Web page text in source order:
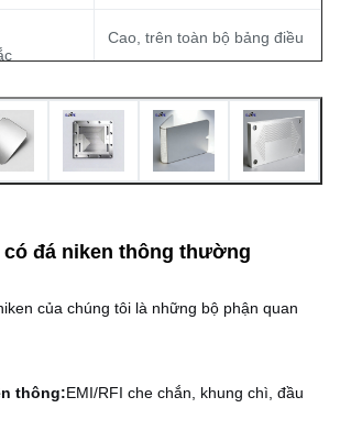
Cao, trên toàn bộ bảng điều
Đến 1800mm x 650mm
Hình khắc hóa học
có đá niken thông thường
của chúng tôi là những bộ phận quan
thông:EMI/RFI che chắn, khung chì, đầu